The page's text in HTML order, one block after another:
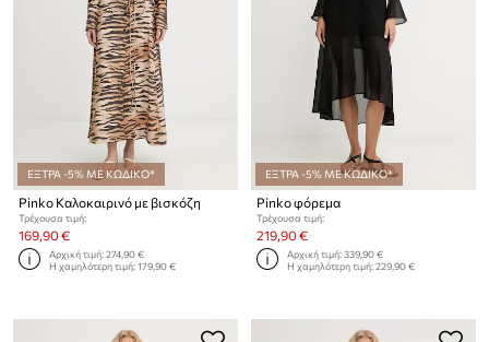
ΕΞΤΡΑ -5% ΜΕ ΚΩΔΙΚΟ*
Pinko Καλοκαιρινό με βισκόζη
Τρέχουσα τιμή:
169,90 €
Αρχική τιμή:274,90 €
Η χαμηλότερη τιμή:179,90 €
ΕΞΤΡΑ -5% ΜΕ ΚΩΔΙΚΟ*
Pinko φόρεμα
Τρέχουσα τιμή:
219,90 €
Αρχική τιμή:339,90 €
Η χαμηλότερη τιμή:229,90 €